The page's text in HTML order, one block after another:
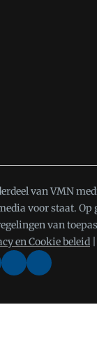
van VMN
voor staat. Op
van
en Cookie beleid